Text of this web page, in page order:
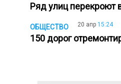
Ряд улиц перекроют
ОБЩЕСТВО 20 апр 15:24
150 дорог